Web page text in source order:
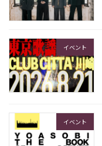
イベント
イベント